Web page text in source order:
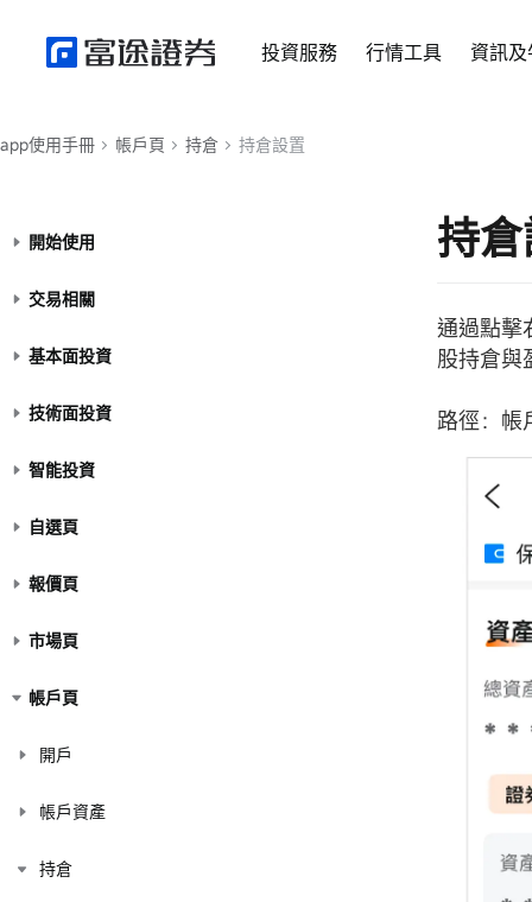
投資服務 行情工具 資訊
app使用手冊 帳戶頁 持倉 持倉設置
開始使用
交易相關
基本面投資
技術面投資
智能投資
自選頁
報價頁
市場頁
帳戶頁
開戶
帳戶資產
持倉
持
通過點擊
股持倉與
路徑：帳